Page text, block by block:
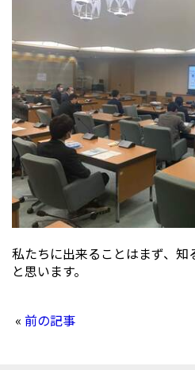
私たちに出来ることはまず、
と思います。
«前の記事